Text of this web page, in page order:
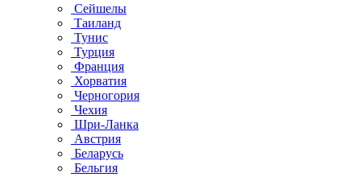
Сейшелы
Таиланд
Тунис
Турция
Франция
Хорватия
Черногория
Чехия
Шри-Ланка
Австрия
Беларусь
Бельгия